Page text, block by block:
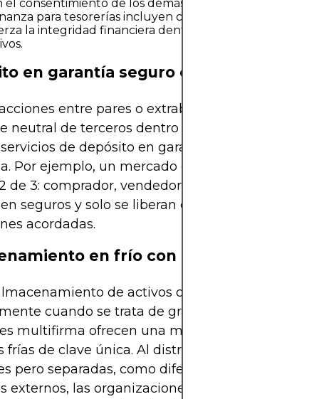
el consentimiento de los demás. Las configuraciones
para tesorerías incluyen configuraciones 3 de 5 o
la integridad financiera dentro de los ecosistemas
en garantía seguro en transacciones
entre pares o extrabursátiles (OTC), el
neutral de terceros dentro de una billetera
de depósito en garantía sin necesidad
Por ejemplo, un mercado en línea puede
de 3: comprador, vendedor y árbitro. Los fondos
seguros y solo se liberan cuando se cumplen
acordadas.
en frío con gobernanza
de activos digitales a largo plazo,
cuando se trata de grandes cantidades, las
multifirma ofrecen una mayor protección que
frías de clave única. Al distribuir claves entre
pero separadas, como diferentes
externos, las organizaciones pueden proteger